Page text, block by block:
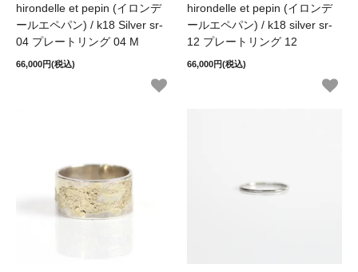
hirondelle et pepin (イロンデ
ールエペパン) / k18 Silver sr-
04 プレートリング 04 M
66,000円(税込)
hirondelle et pepin (イロンデ
ールエペパン) / k18 silver sr-
12 プレートリング 12
66,000円(税込)